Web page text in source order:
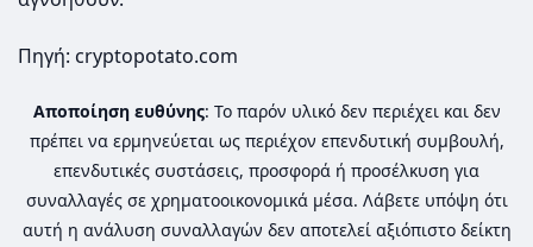
Πηγή: cryptopotato.com
Αποποίηση ευθύνης: Το παρόν υλικό δεν περιέχει και δεν
πρέπει να ερμηνεύεται ως περιέχον επενδυτική συμβουλή,
επενδυτικές συστάσεις, προσφορά ή προσέλκυση για
συναλλαγές σε χρηματοοικονομικά μέσα. Λάβετε υπόψη ότι
αυτή η ανάλυση συναλλαγών δεν αποτελεί αξιόπιστο δείκτη